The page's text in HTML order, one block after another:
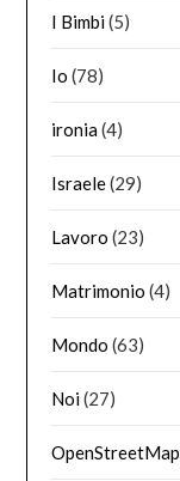
I Bimbi(5)
Io (78)
ironia(4)
Israele(29)
Lavoro (23)
Matrimonio (4)
Mondo (63)
Noi(27)
OpenStreetMap